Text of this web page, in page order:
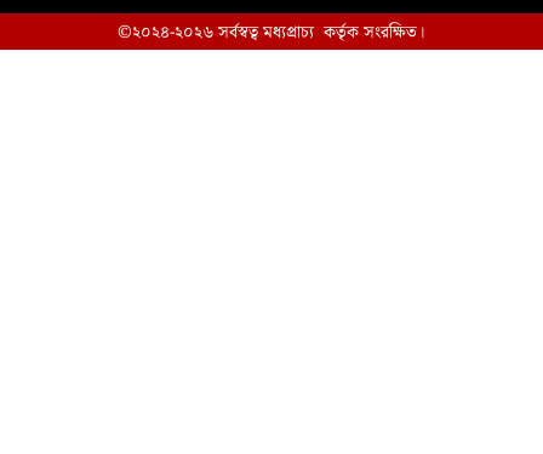
©২০২৪-২০২৬ সর্বস্বত্ব মধ্যপ্রাচ্য কর্তৃক সংরক্ষিত।